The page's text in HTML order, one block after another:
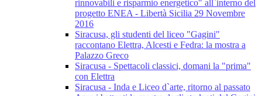
rinnovabili e risparmio energetico" all`interno del
progetto ENEA - Libertà Sicilia 29 Novembre
2016
Siracusa, gli studenti del liceo "Gagini"
raccontano Elettra, Alcesti e Fedra: la mostra a
Palazzo Greco
Siracusa - Spettacoli classici, domani la "prima"
con Elettra
Siracusa - Inda e Liceo d`arte, ritorno al passato